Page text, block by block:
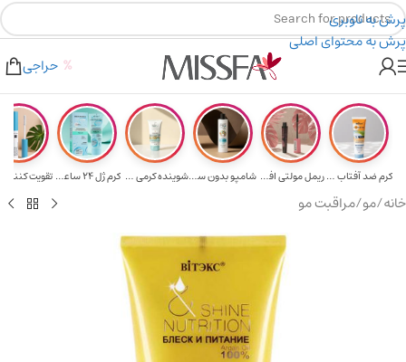
پرش به ناوبری
پرش به محتوای اصلی
۲٪ تخفیف روی سبد خرید برای روش کارت به کارت
هدیه برای خرید های بالای ۵ میلیون تومن
حراجی
کرم ضد آفتاب حا... ریمل مولتی افکت... شامپو بدون سولف... شوینده کرمی صور... کرم ژل ۲۴ ساعته... تقویت‌ کننده
خانه/مو/مراقبت مو